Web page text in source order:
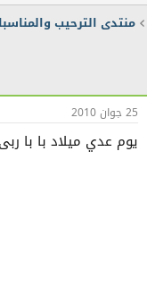
منتدى الترحيب
25 جوان 2010
يوم عدي ميلاد با با ربى يطول فى عمرو